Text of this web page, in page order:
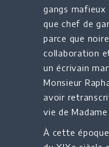
gangs mafieux
que chef de
parce que
collaboration
un écrivain
Monsieur
avoir
vie de
À cette